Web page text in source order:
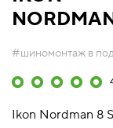
#шиномонтаж в
Ikon Nordman 8